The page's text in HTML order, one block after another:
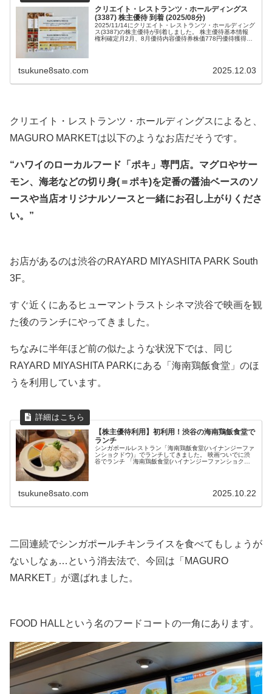
クリエイト・レストランツ・ホールディングス
(3387) 株主優待 到着 (2025/08分)
2025/11/14にクリエイト・レストランツ・ホールディング
ス(3387)の株主優待が到着しました。 株主優待基本情報
権利確定月2月、8月優待内容優待券株価778円優待獲得最
tsukune8sato.com 2025.12.03
クリエイト・レストランツ・ホールディングスによると、
MAGURO MARKETは以下のようなお店だそうです。
“ハワイのローカルフード「ポキ」専門店。マグロやサー
モン、海老などの切り身(＝ポキ)を定番の醤油ベースのソ
ースや当店オリジナルソースと一緒にお召し上がりくださ
い。”
お店があるのは渋谷のRAYARD MIYASHITA PARK South
3F。
すぐ近くにあるヒューマントラストシネマ渋谷で映画を観
た後のランチにやってきました。
ちなみに半年ほど前の似たような状況下では、同じ
RAYARD MIYASHITA PARKにある「海南鶏飯食堂」のほ
うを利用しています。
【株主優待利用】初利用！渋谷の海南鶏飯食堂で
ランチ
シンガポールレストラン「海南鶏飯食堂(ハイナンジーファ
ンショクドウ)」でランチしてきました。 映画ついでに渋
谷でランチ 「海南鶏飯食堂(ハイナンジーファンショクド
tsukune8sato.com 2025.10.22
二回連続でシンガポールチキンライスを食べてもしょうが
ないしなぁ…という消去法で、今回は「MAGURO
MARKET」が選ばれました。
FOOD HALLという名のフードコートの一角にあります。